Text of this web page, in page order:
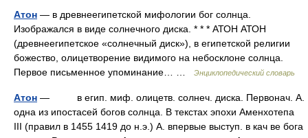
Атон — в древнеегипетской мифологии бог солнца.
Изображался в виде солнечного диска. * * * АТОН АТОН
(древнеегипетское «солнечный диск»), в египетской религии
божество, олицетворение видимого на небосклоне солнца.
Первое письменное упоминание… …
Энциклопедический словарь
Атон — в егип. миф. олицетв. солнеч. диска. Первонач. А.
одна из ипостасей богов солнца. В текстах эпохи Аменхотепа
III (правил в 1455 1419 до н.э.) А. впервые выступ. в кач ве бога